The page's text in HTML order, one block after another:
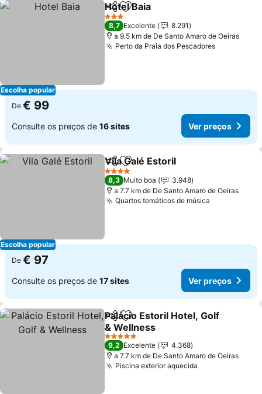
Escolha popular
PartilharAdicionar aos favoritos
Hotel Baia
3 Estrelas
8,7 Excelente
8.291
a 9.5 km de De Santo Amaro de Oeiras
Perto da Praia dos PescadoresVer
De € 99
Consulte os preços de 16 sites Ver preços
Escolha popular
PartilharAdicionar aos favoritos
Vila Galé Estoril
4 Estrelas
8,3 Muito boa
3.948
a 7.7 km de De Santo Amaro de Oeiras
Quartos temáticos de música
De € 97
Consulte os preços de 17 sites Ver preços
PartilharAdicionar aos favoritos
Palácio Estoril Hotel, Golf
& Wellness
Ver preços
5 Estrelas
9,2 Excelente
4.368
a 7.7 km de De Santo Amaro de Oeiras
Piscina exterior aquecida